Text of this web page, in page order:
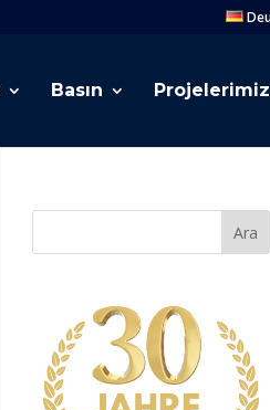
Basın Projelerimiz
Ara